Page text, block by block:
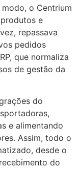
o Centrium
e
repassava
pedidos
que normaliza
de gestão da
do
e alimentando
Assim, todo o
desde o
do